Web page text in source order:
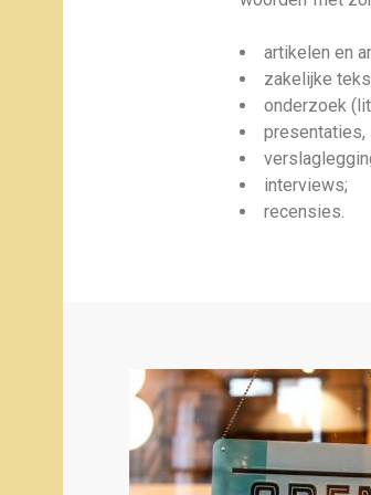
artikelen en
zakelijke
onderzoek
presentaties,
interviews;
recensies.